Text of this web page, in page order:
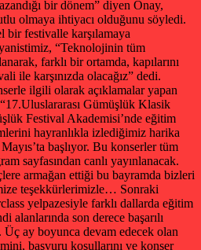
bir dönem” diyen Onay,
olmaya ihtiyacı olduğunu söyledi.
bir festivalle karşılamaya
“Teknolojinin tüm
farklı bir ortamda, kapılarını
ile karşınızda olacağız” dedi.
ilgili olarak açıklamalar yapan
Gümüşlük Klasik
Festival Akademisi’nde eğitim
hayranlıkla izlediğimiz harika
başlıyor. Bu konserler tüm
sayfasından canlı yayınlanacak.
armağan ettiği bu bayramda bizleri
teşekkürlerimizle… Sonraki
yelpazesiyle farklı dallarda eğitim
alanlarında son derece başarılı
Üç ay boyunca devam edecek olan
başvuru koşullarını ve konser